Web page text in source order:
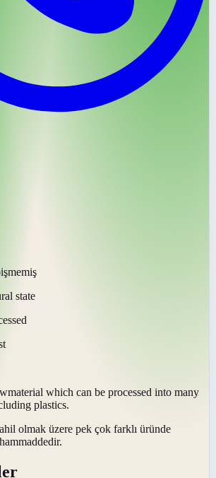
state
material which can be processed into many
plastics.
olmak üzere pek çok farklı üründe
hammaddedir.